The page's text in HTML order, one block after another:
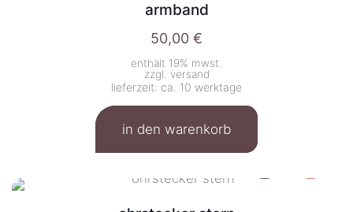
armband
50,00 €
enthält 19% mwst.
zzgl. versand
lieferzeit: ca. 10 werktage
in den warenkorb